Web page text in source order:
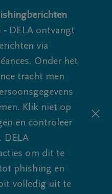
- DELA ontvangt
via
Onder het
tracht men
Klik niet op
en controleer
DELA
om dit te
phishing en
volledig uit te